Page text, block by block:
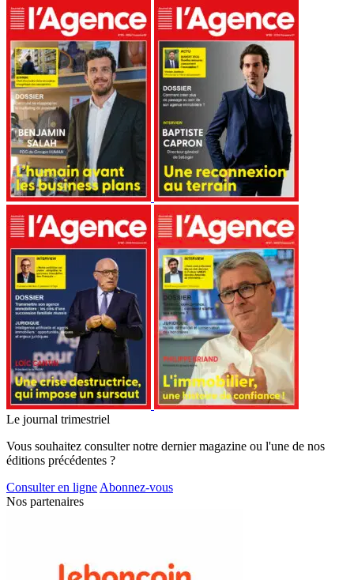
Le journal trimestriel
Vous souhaitez consulter notre dernier magazine ou l'une de nos
éditions précédentes ?
Consulter en ligne Abonnez-vous
Nos partenaires